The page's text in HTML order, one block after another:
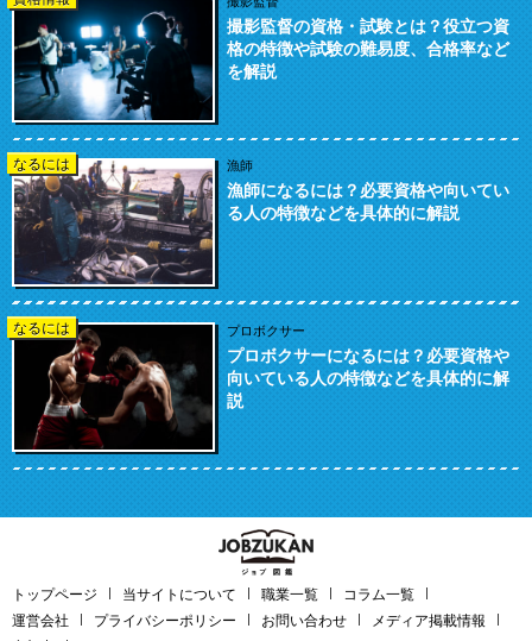
撮影監督の資格・試験とは？役立つ資
格の特徴や試験の難易度、合格率など
を解説
なるには 漁師
漁師になるには？必要資格や向いてい
る人の特徴などを具体的に解説
なるには プロボクサー
プロボクサーになるには？必要資格や
向いている人の特徴などを具体的に解
説
トップページ 当サイトについて 職業一覧
コラム一覧
運営会社
プライバシーポリシー お問い合わせ
メディア掲載情報